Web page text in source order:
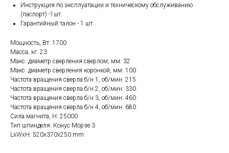
Инструкция по эксплуатации и техническому обслуживанию
(паспорт) -1шт.
Гарантийный талон - 1 шт.
Мощность, Вт: 1700
Масса, кг: 23
Макс. диаметр сверления сверлом, мм: 32
Макс. диаметр сверления коронкой, мм: 100
Частота вращения сверла б/н 1, об/мин: 215
Частота вращения сверла б/н 2, об/мин: 330
Частота вращения сверла б/н 3, об/мин: 460
Частота вращения сверла б/н 4, об/мин: 680
Сила магнита, Н: 25000
Тип шпинделя: Конус Морзе 3
LxWxH: 520x370x250 mm